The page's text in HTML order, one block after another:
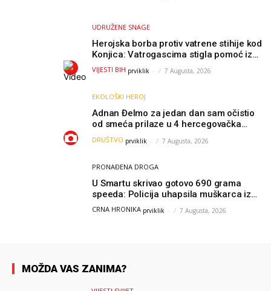
UDRUŽENE SNAGE
Herojska borba protiv vatrene stihije kod
Konjica: Vatrogascima stigla pomoć iz
Sarajeva, helikopteri i Air Tractori
udružili snage
VIJESTI BIH prviklik - 7 Augusta, 2026
EKOLOŠKI HEROJ
Adnan Đelmo za jedan dan sam očistio
od smeća prilaze u 4 hercegovačka
grada: “Danas nisam čistio samo smeće,
čistio sam sliku o nama”
DRUŠTVO prviklik - 7 Augusta, 2026
PRONAĐENA DROGA
U Smartu skrivao gotovo 690 grama
speeda: Policija uhapsila muškarca iz
Hercegovine
CRNA HRONIKA prviklik - 7 Augusta, 2026
MOŽDA VAS ZANIMA?